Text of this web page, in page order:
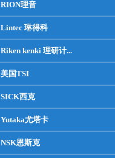
RION理音
Lintec 琳得科
Riken kenki 理研计...
美国TSI
SICK西克
Yutaka尤塔卡
NSK恩斯克